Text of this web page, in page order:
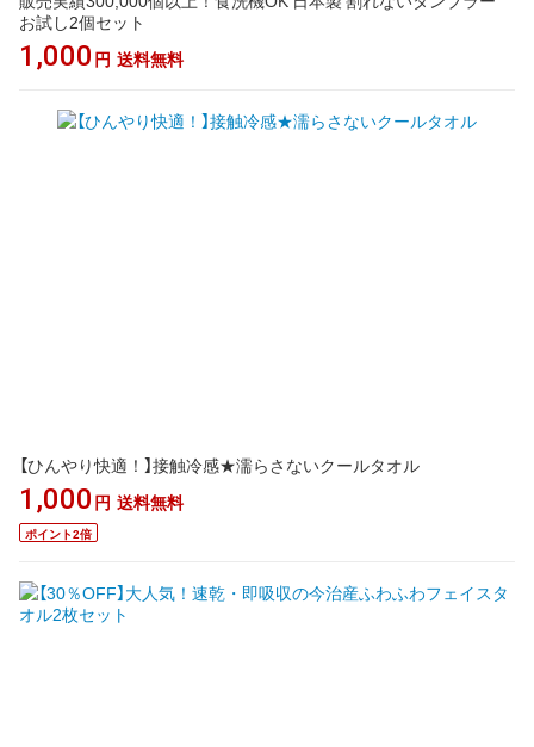
お試し2個セット
1,000 円 送料無料
【ひんやり快適！】接触冷感★濡らさないクールタオル
1,000 円 送料無料
ポイント2倍